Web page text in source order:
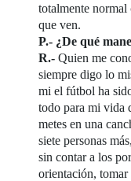
totalmente normal
que ven.
P.- ¿De qué
R.-Quien me
siempre digo lo
mi el fútbol ha
todo para mi vida
metes en una
siete personas
sin contar a los
orientación, tomar